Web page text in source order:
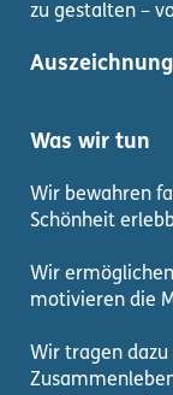
zu gestalten –
Was wir tun
Wir bewahren
Schönheit
Wir
motivieren die
Wir tragen dazu